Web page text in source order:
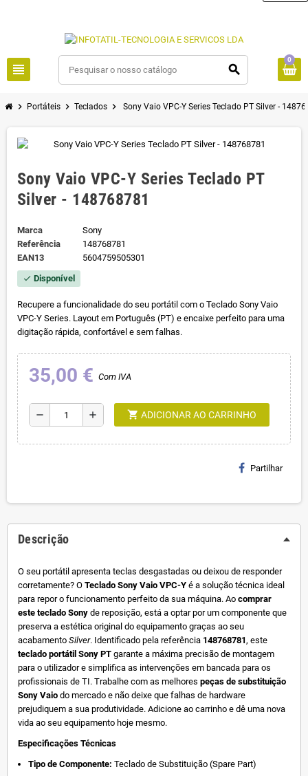
view_headline search
0
chevron_right Portáteis chevron_right Teclados chevron_right Sony Vaio VPC-Y Series Teclado PT Silver -
Sony Vaio VPC-Y Series Teclado PT
Silver - 148768781
Marca
Sony
Referência
148768781
EAN13
5604759505301
check Disponível
Recupere a funcionalidade do seu portátil com o Teclado Sony Vaio
VPC-Y Series. Layout em Português (PT) e encaixe perfeito para uma
digitação rápida, confortável e sem falhas.
35,00 € Com IVA
remove add shopping_cart ADICIONAR AO CARRINHO
Partilhar
Descrição
O seu portátil apresenta teclas desgastadas ou deixou de responder
corretamente? O Teclado Sony Vaio VPC-Y é a solução técnica ideal
para repor o funcionamento perfeito da sua máquina. Ao comprar
este teclado Sony de reposição, está a optar por um componente que
preserva a estética original do equipamento graças ao seu
acabamento Silver. Identificado pela referência 148768781, este
teclado portátil Sony PT garante a máxima precisão de montagem
para o utilizador e simplifica as intervenções em bancada para os
profissionais de TI. Trabalhe com as melhores peças de substituição
Sony Vaio do mercado e não deixe que falhas de hardware
prejudiquem a sua produtividade. Adicione ao carrinho e dê uma nova
vida ao seu equipamento hoje mesmo.
Especificações Técnicas
Tipo de Componente: Teclado de Substituição (Spare Part)